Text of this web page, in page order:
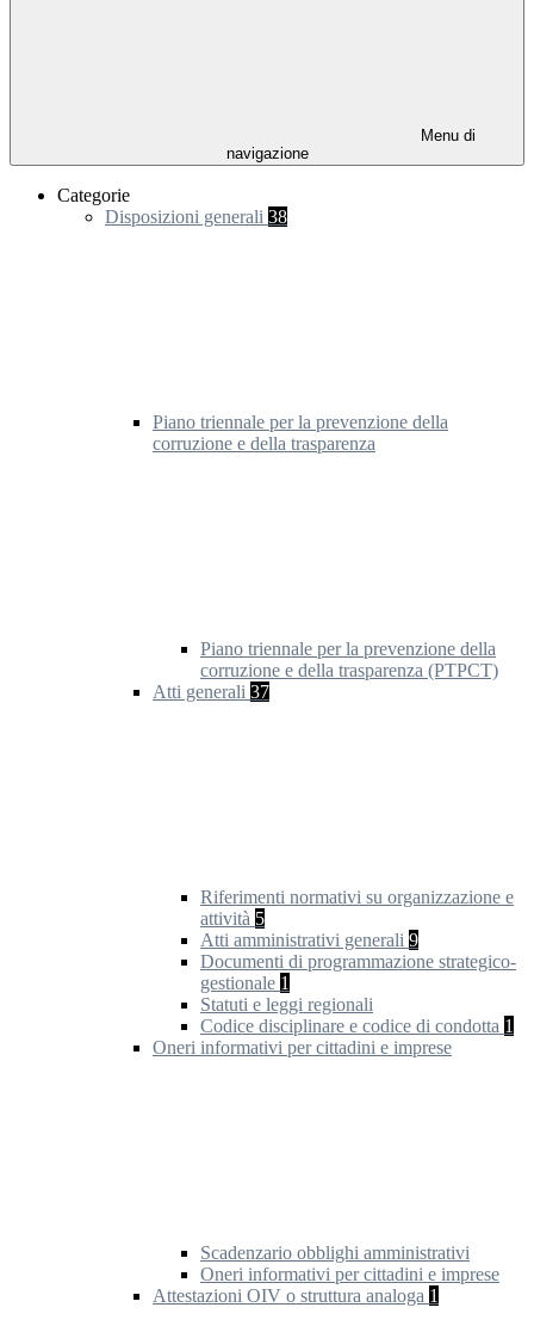
Menu di
navigazione
Categorie
Disposizioni generali 38
Piano triennale per la prevenzione della
corruzione e della trasparenza
Piano triennale per la prevenzione della
corruzione e della trasparenza (PTPCT)
Atti generali 37
Riferimenti normativi su organizzazione e
attività 5
Atti amministrativi generali 9
Documenti di programmazione strategico-
gestionale 1
Statuti e leggi regionali
Codice disciplinare e codice di condotta 1
Oneri informativi per cittadini e imprese
Scadenzario obblighi amministrativi
Oneri informativi per cittadini e imprese
Attestazioni OIV o struttura analoga 1